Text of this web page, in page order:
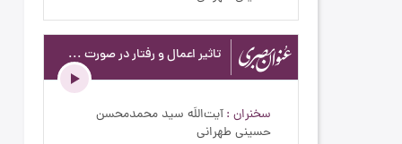
تاثیر اعمال و رفتار در صورت برزخى و جنبه ملكوتى نفس - عنوان بصری - ریاضت نفس - ج170
سخنران آیت‌اللَه سید محمدمحسن
حسینی طهرانی